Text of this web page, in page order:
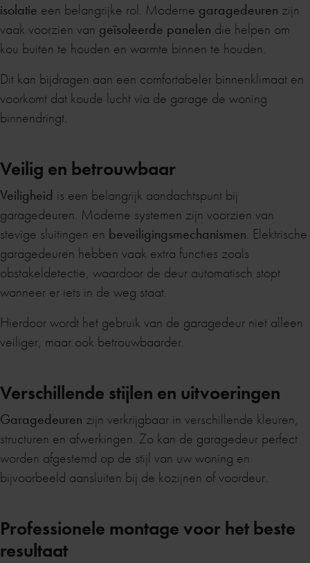
isolatie een belangrijke rol. Moderne garagedeuren zijn
vaak voorzien van geïsoleerde panelen die helpen om
kou buiten te houden en warmte binnen te houden.
Dit kan bijdragen aan een comfortabeler binnenklimaat en
voorkomt dat koude lucht via de garage de woning
binnendringt.
Veilig en betrouwbaar
Veiligheid is een belangrijk aandachtspunt bij
garagedeuren. Moderne systemen zijn voorzien van
stevige sluitingen en beveiligingsmechanismen. Elektrische
garagedeuren hebben vaak extra functies zoals
obstakeldetectie, waardoor de deur automatisch stopt
wanneer er iets in de weg staat.
Hierdoor wordt het gebruik van de garagedeur niet alleen
veiliger, maar ook betrouwbaarder.
Verschillende stijlen en uitvoeringen
Garagedeuren zijn verkrijgbaar in verschillende kleuren,
structuren en afwerkingen. Zo kan de garagedeur perfect
worden afgestemd op de stijl van uw woning en
bijvoorbeeld aansluiten bij de kozijnen of voordeur.
Professionele montage voor het beste
resultaat